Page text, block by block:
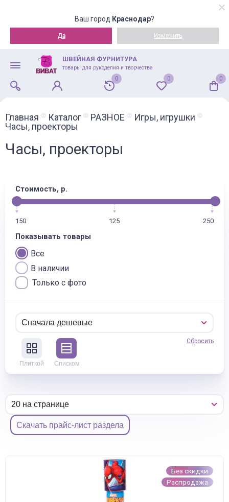
Ваш город Краснодар?
Да Изменить
ШВЕЙНАЯ ФУРНИТУРА
товары для рукоделия и творчества
0 0 0
Главная Каталог РАЗНОЕ
Игры, игрушки
Часы, проекторы
Часы, проекторы
Стоимость, р.
150 125 250
Показывать товары
Все
В наличии
Только с фото
Плиткой Списком
Сбросить
Скачать прайс-лист раздела
Без скидки
Распродажа